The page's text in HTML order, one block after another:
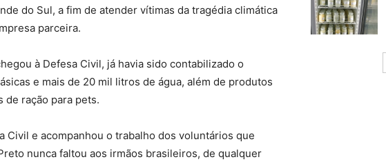
do Sul, a fim de atender vítimas da tragédia climática
parceira.
à Defesa Civil, já havia sido contabilizado o
e mais de 20 mil litros de água, além de produtos
de ração para pets.
Civil e acompanhou o trabalho dos voluntários que
nunca faltou aos irmãos brasileiros, de qualquer